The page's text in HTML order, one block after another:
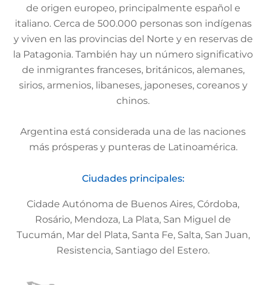
de origen europeo, principalmente español e
italiano. Cerca de 500.000 personas son indígenas
y viven en las provincias del Norte y en reservas de
la Patagonia. También hay un número significativo
de inmigrantes franceses, británicos, alemanes,
sirios, armenios, libaneses, japoneses, coreanos y
chinos.
Argentina está considerada una de las naciones
más prósperas y punteras de Latinoamérica.
Ciudades principales:
Cidade Autónoma de Buenos Aires, Córdoba,
Rosário, Mendoza, La Plata, San Miguel de
Tucumán, Mar del Plata, Santa Fe, Salta, San Juan,
Resistencia, Santiago del Estero.